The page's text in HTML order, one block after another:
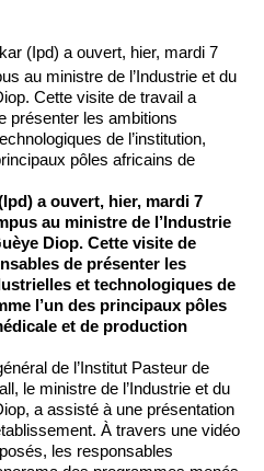
(Ipd) a ouvert, hier, mardi 7
au ministre de l’Industrie et du
Cette visite de travail a
présenter les ambitions
de l’institution,
pôles africains de
a ouvert, hier, mardi 7
au ministre de l’Industrie
Diop. Cette visite de
de présenter les
et technologiques de
l’un des principaux pôles
et de production
de l’Institut Pasteur de
le ministre de l’Industrie et du
a assisté à une présentation
À travers une vidéo
les responsables